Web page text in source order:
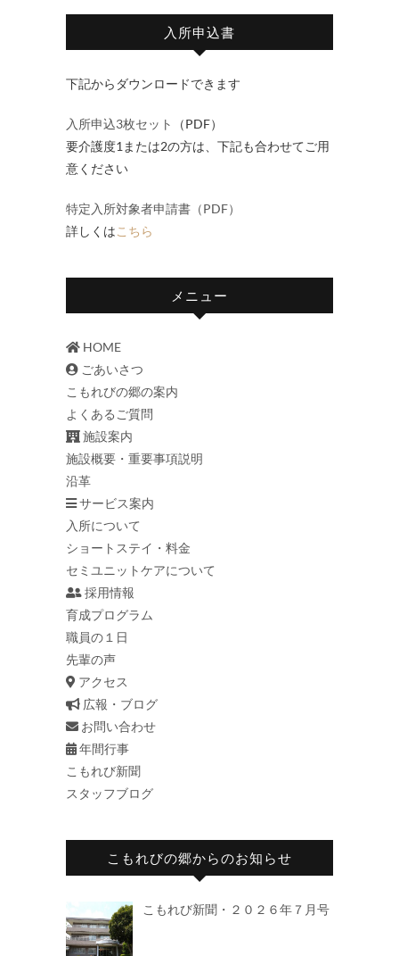
入所申込書
下記からダウンロードできます
入所申込3枚セット
（PDF）
要介護度1または2の方は、下記も合わせてご用
意ください
特定入所対象者申請書（PDF）
詳しくはこちら
メニュー
HOME
ごあいさつ
こもれびの郷の案内
よくあるご質問
施設案内
施設概要・重要事項説明
沿革
サービス案内
入所について
ショートステイ・料金
セミユニットケアについて
採用情報
育成プログラム
職員の１日
先輩の声
アクセス
広報・ブログ
お問い合わせ
年間行事
こもれび新聞
スタッフブログ
こもれびの郷からのお知らせ
こもれび新聞・２０２６年７月号